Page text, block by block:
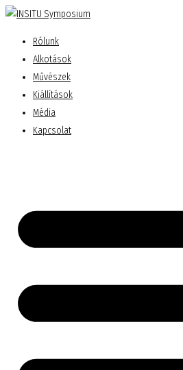
Rólunk
Alkotások
Művészek
Kiállítások
Média
Kapcsolat